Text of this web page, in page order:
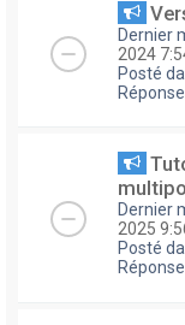
Dernier
2024
Posté
Dernier
2025
Posté